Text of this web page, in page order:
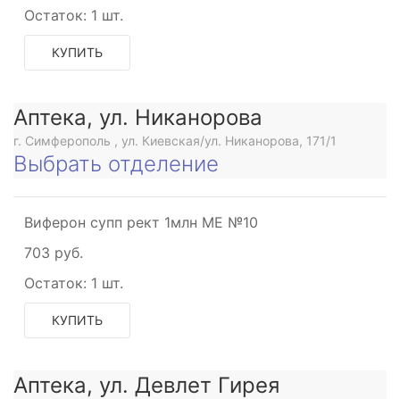
Остаток: 1 шт.
КУПИТЬ
Аптека, ул. Никанорова
г. Симферополь , ул. Киевская/ул. Никанорова, 171/1
Выбрать отделение
Виферон супп рект 1млн МЕ №10
703 руб.
Остаток: 1 шт.
КУПИТЬ
Аптека, ул. Девлет Гирея